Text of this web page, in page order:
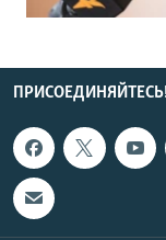
ПРИСОЕДИНЯЙТЕСЬ!